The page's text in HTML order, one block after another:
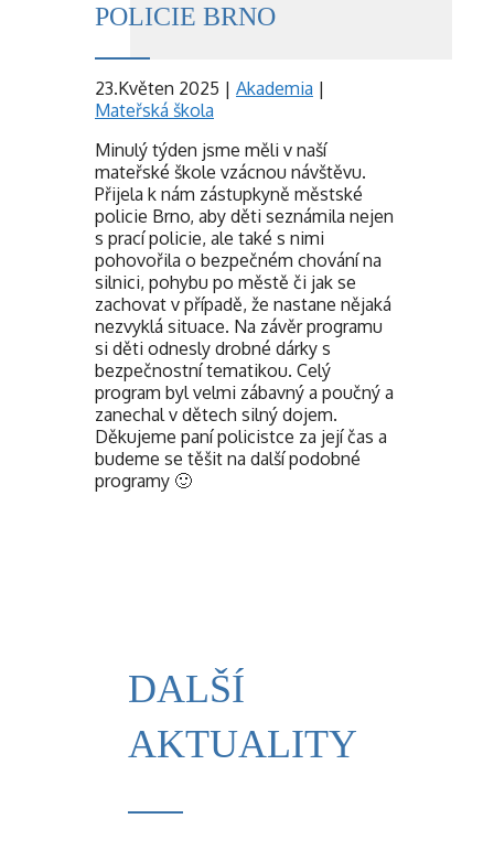
POLICIE BRNO
23.Květen 2025 | Akademia |
Mateřská škola
Minulý týden jsme měli v naší
mateřské škole vzácnou návštěvu.
Přijela k nám zástupkyně městské
policie Brno, aby děti seznámila nejen
s prací policie, ale také s nimi
pohovořila o bezpečném chování na
silnici, pohybu po městě či jak se
zachovat v případě, že nastane nějaká
nezvyklá situace. Na závěr programu
si děti odnesly drobné dárky s
bezpečnostní tematikou. Celý
program byl velmi zábavný a poučný a
zanechal v dětech silný dojem.
Děkujeme paní policistce za její čas a
budeme se těšit na další podobné
programy 🙂
DALŠÍ
AKTUALITY